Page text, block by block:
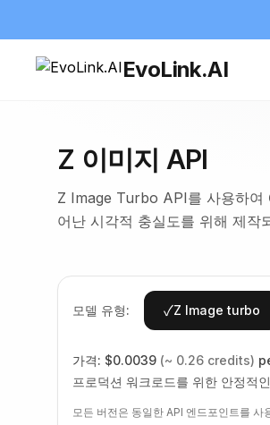
EvoLink.AI
Z 이미지 API
Z Image Turbo API를 사용하여
어난 시각적 충실도를 위해 제작
모델 유형: ✓Z Image turbo
가격: $0.0039 (~ 0.26 credits)
프로덕션 워크로드를 위한 안정적
모든 버전은 동일한 API 엔드포인트를